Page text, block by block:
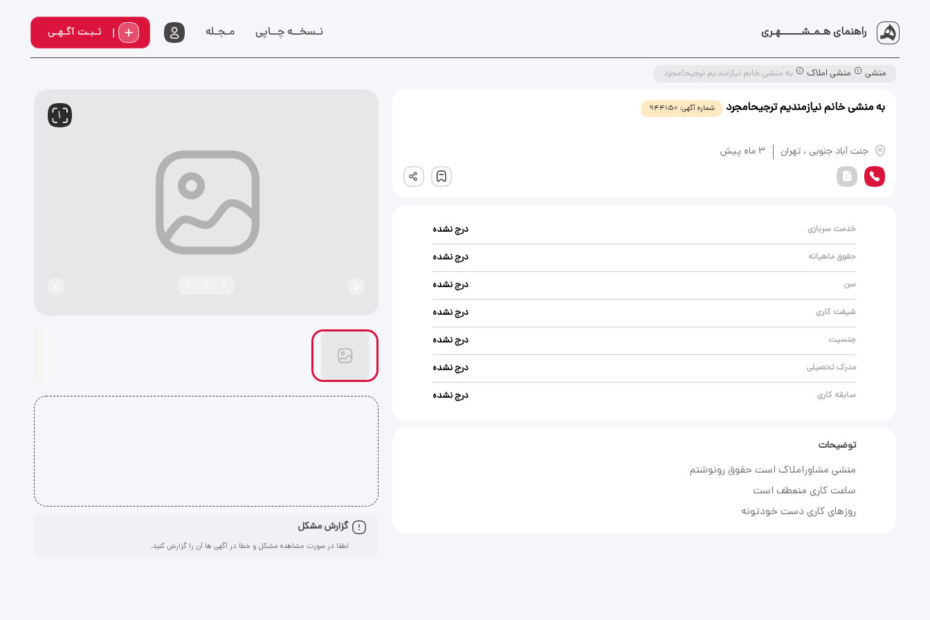
راهنمای هـمـشــــــهـری نـسخــه چــاپي مـجـله ثـبـت آگـهـی
منشی منشی املاک به منشی خانم نیازمندیم ترجیحامجرد
1
گزارش مشکل
لطفا در صورت مشاهده مشکل و خطا در آگهی ها آن را گزارش کنید.
به منشی خانم نیازمندیم ترجیحامجرد شماره آگهی:944150
جنت ‌آباد جنوبی ، تهران 3 ماه پیش
ثبت
خدمت سربازی درج نشده
حقوق ماهیانه درج نشده
سن درج نشده
شیفت کاری درج نشده
جنسیت درج نشده
مدرک تحصیلی درج نشده
سابقه کاری درج نشده
توضیحات
روزهای کاری دست خودتونه